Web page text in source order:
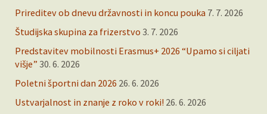
Prireditev ob dnevu državnosti in koncu pouka 7. 7. 2026
Študijska skupina za frizerstvo 3. 7. 2026
Predstavitev mobilnosti Erasmus+ 2026 “Upamo si ciljati
višje” 30. 6. 2026
Poletni športni dan 2026 26. 6. 2026
Ustvarjalnost in znanje z roko v roki! 26. 6. 2026